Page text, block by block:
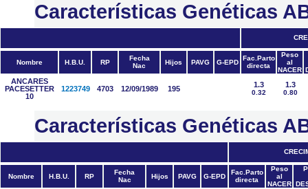
Características Genéticas
Nombre H.B.U. RP
Fecha
Nac
Hijos PAVG G-EPD
Fac.Parto
directa
Peso
al
NACER
ANCARES
PACESETTER
10
1223749 4703 12/09/1989 195 1.3
0.32
1.3
0.80
Características Genéticas
Nombre H.B.U. RP
Fecha
Nac
Hijos PAVG G-EPD
Fac.Parto
directa
Peso
al
NACER